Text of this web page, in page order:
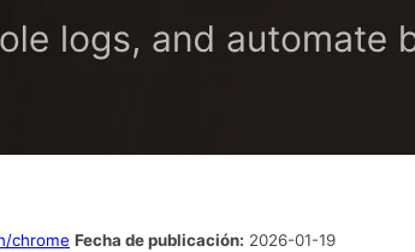
chrome Fecha de publicación: 2026-01-19